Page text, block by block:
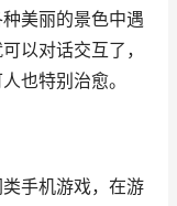
美丽的景色中遇
以对话交互了，
也特别治愈。
手机游戏，在游